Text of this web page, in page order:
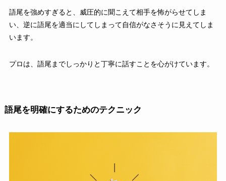
語尾を強めすぎると、威圧的に聞こえて相手を怖がらせてしま
い、逆に語尾を適当にしてしまって自信がなさそうに見えてしま
います。
プロは、語尾までしっかりと丁寧に話すことを心がけています。
語尾を明確にするためのテクニック